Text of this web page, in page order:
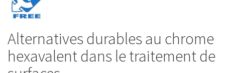
Alternatives durables au chrome
hexavalent dans le traitement de